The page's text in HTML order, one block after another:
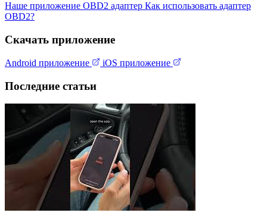
Наше приложение OBD2 адаптер Как использовать адаптер
OBD2?
Скачать приложение
Android приложение iOS приложение
Последние статьи